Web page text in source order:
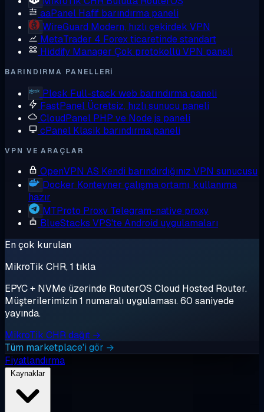
aaPanel Hafif barındırma paneli
WireGuard Modern, hızlı çekirdek VPN
MetaTrader 4 Forex ticaretinde standart
Hiddify Manager Çok protokollü VPN paneli
BARINDIRMA PANELLERI
Plesk Full-stack web barındırma paneli
FastPanel Ücretsiz, hızlı sunucu paneli
CloudPanel PHP ve Node.js paneli
cPanel Klasik barındırma paneli
VPN VE ARAÇLAR
OpenVPN AS Kendi barındırdığınız VPN sunucusu
Docker Konteyner çalışma ortamı, kullanıma
hazır
MTProto Proxy Telegram-native proxy
BlueStacks VPS'te Android uygulamaları
En çok kurulan
MikroTik CHR, 1 tıkla
EPYC + NVMe üzerinde RouterOS Cloud Hosted Router.
Müşterilerimizin 1 numaralı uygulaması. 60 saniyede
yayında.
MikroTik CHR dağıt →
Tüm marketplace'i gör →
Fiyatlandırma
Kaynaklar